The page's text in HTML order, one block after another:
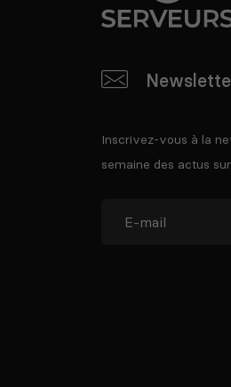
Inscrivez-vous à la
semaine des actus